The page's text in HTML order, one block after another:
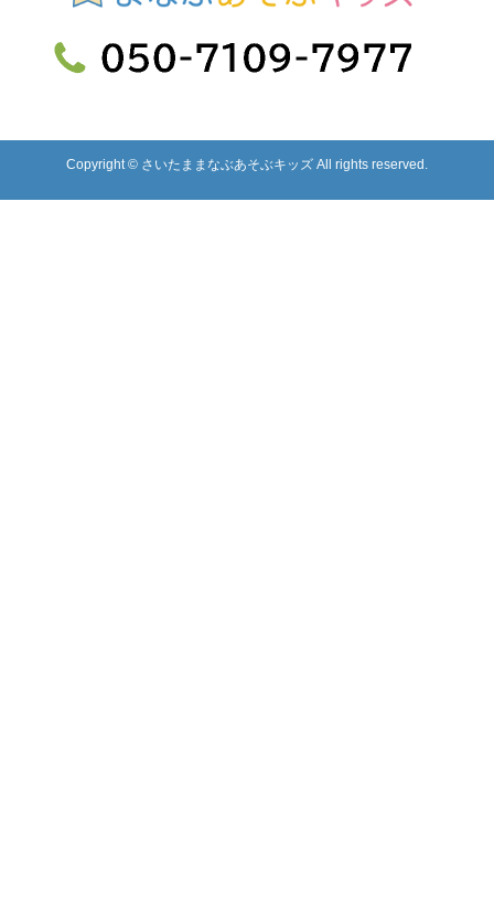
Copyright © さいたままなぶあそぶキッズ All rights reserved.